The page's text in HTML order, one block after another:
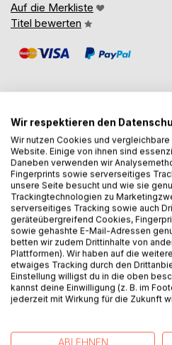
Auf die Merkliste
Titel bewerten
BESCHREIBUNG
Kannst auch du dir deinen
vorstellen?
Suchst du kleine Tipps, um
Verhältnisse langfristig
Oder suchst du kreative
ausgewogene Snacks, die mit
sind?
Dann könnte dieses Büchlein
"SO DO IT - Mein kleiner
genau das Richtige für dich sein.
Wir respektieren den
Wir nutzen Cookies und
Website. Einige von ihnen sind
Daneben verwenden wir
Fingerprints sowie serverseitiges
unsere Seite besucht und wie sie
Trackingtechnologien zu
serverseitiges Tracking sowie auch
geräteübergreifend Cookies,
sowie gehashte E-Mail-Adressen
betten wir zudem Drittinhalte von
Plattformen). Wir haben auf die
etwaiges Tracking durch den
Einstellung willigst du in die oben
kannst deine Einwilligung (z. B. im
jederzeit mit Wirkung für die Zukunft
ABLEHNEN